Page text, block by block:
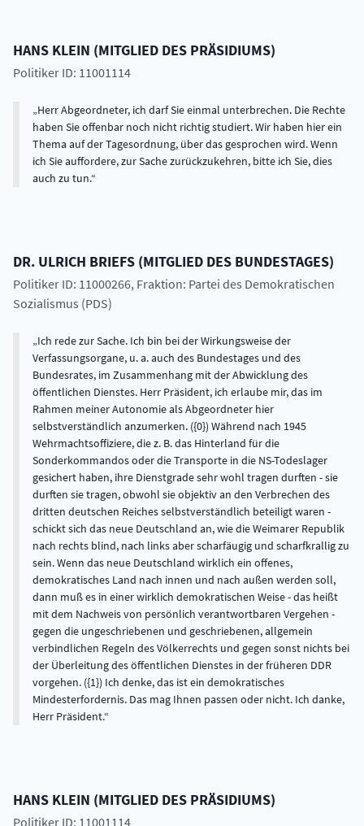
HANS KLEIN (MITGLIED DES PRÄSIDIUMS)
Politiker ID: 11001114
Herr Abgeordneter, ich darf Sie einmal unterbrechen. Die Rechte
haben Sie offenbar noch nicht richtig studiert. Wir haben hier ein
Thema auf der Tagesordnung, über das gesprochen wird. Wenn
ich Sie auffordere, zur Sache zurückzukehren, bitte ich Sie, dies
auch zu tun.
DR. ULRICH BRIEFS (MITGLIED DES BUNDESTAGES)
Politiker ID: 11000266, Fraktion: Partei des Demokratischen
Sozialismus (PDS)
Ich rede zur Sache. Ich bin bei der Wirkungsweise der
Verfassungsorgane, u. a. auch des Bundestages und des
Bundesrates, im Zusammenhang mit der Abwicklung des
öffentlichen Dienstes. Herr Präsident, ich erlaube mir, das im
Rahmen meiner Autonomie als Abgeordneter hier
selbstverständlich anzumerken. ({0}) Während nach 1945
Wehrmachtsoffiziere, die z. B. das Hinterland für die
Sonderkommandos oder die Transporte in die NS-Todeslager
gesichert haben, ihre Dienstgrade sehr wohl tragen durften - sie
durften sie tragen, obwohl sie objektiv an den Verbrechen des
dritten deutschen Reiches selbstverständlich beteiligt waren -
schickt sich das neue Deutschland an, wie die Weimarer Republik
nach rechts blind, nach links aber scharfäugig und scharfkrallig zu
sein. Wenn das neue Deutschland wirklich ein offenes,
demokratisches Land nach innen und nach außen werden soll,
dann muß es in einer wirklich demokratischen Weise - das heißt
mit dem Nachweis von persönlich verantwortbaren Vergehen -
gegen die ungeschriebenen und geschriebenen, allgemein
verbindlichen Regeln des Völkerrechts und gegen sonst nichts bei
der Überleitung des öffentlichen Dienstes in der früheren DDR
vorgehen. ({1}) Ich denke, das ist ein demokratisches
Mindesterfordernis. Das mag Ihnen passen oder nicht. Ich danke,
Herr Präsident.
HANS KLEIN (MITGLIED DES PRÄSIDIUMS)
Politiker ID: 11001114